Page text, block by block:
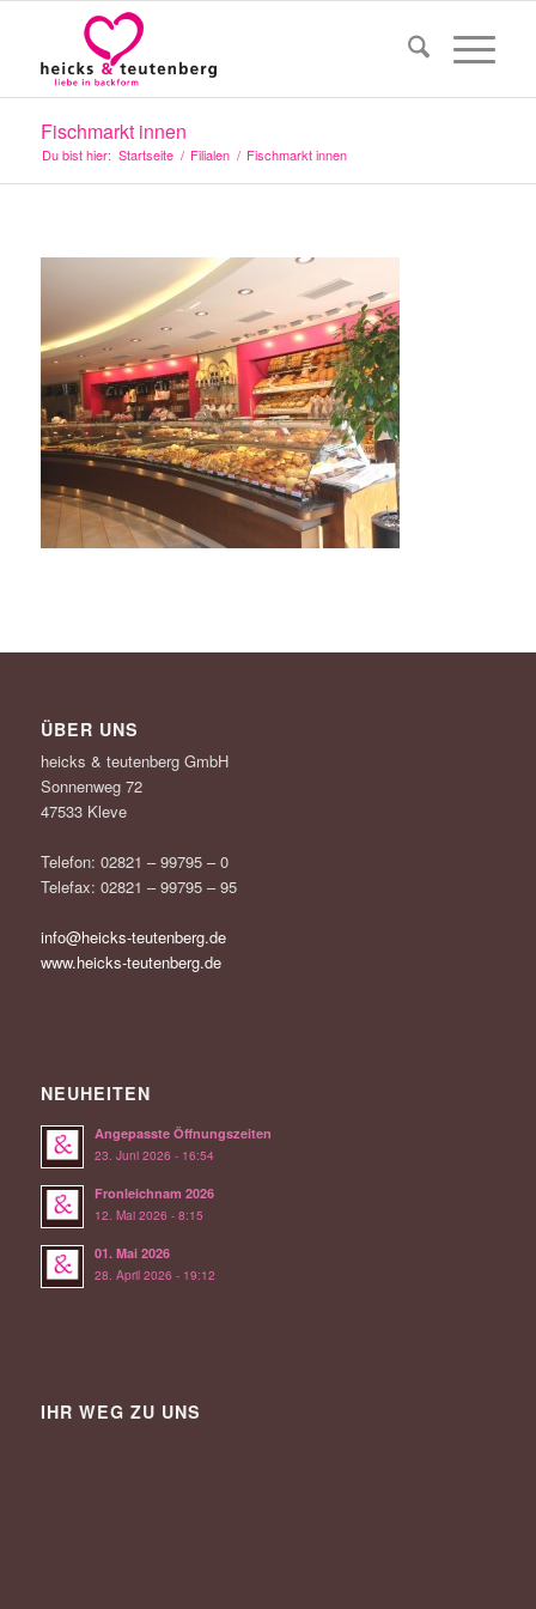
Fischmarkt innen
Du bist hier: Startseite / Filialen / Fischmarkt innen
ÜBER UNS
heicks & teutenberg GmbH
Sonnenweg 72
47533 Kleve
Telefon: 02821 – 99795 – 0
Telefax: 02821 – 99795 – 95
info@heicks-teutenberg.de
www.heicks-teutenberg.de
NEUHEITEN
Angepasste Öffnungszeiten
23. Juni 2026 - 16:54
Fronleichnam 2026
12. Mai 2026 - 8:15
01. Mai 2026
28. April 2026 - 19:12
IHR WEG ZU UNS